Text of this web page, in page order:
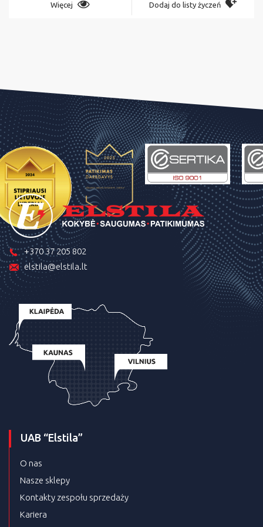
Więcej Dodaj do listy życzeń
+370 37 205 802
elstila@elstila.lt
UAB “Elstila”
O nas
Nasze sklepy
Kontakty zespołu sprzedaży
Kariera